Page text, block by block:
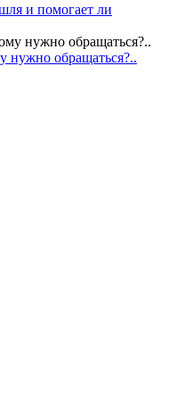
и помогает ли
нужно обращаться?..